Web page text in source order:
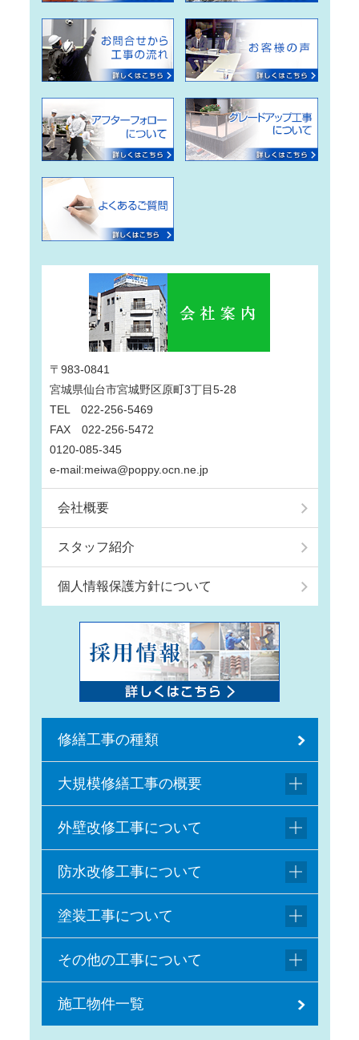
〒983-0841
宮城県仙台市宮城野区原町3丁目5-28
TEL 022-256-5469
FAX 022-256-5472
0120-085-345
e-mail:meiwa@poppy.ocn.ne.jp
会社概要
スタッフ紹介
個人情報保護方針について
修繕工事の種類
大規模修繕工事の概要
外壁改修工事について
防水改修工事について
塗装工事について
その他の工事について
施工物件一覧